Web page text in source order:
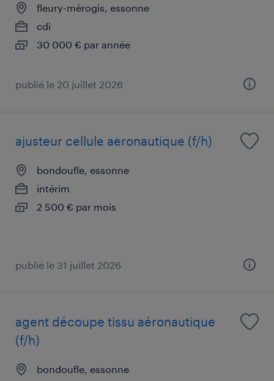
fleury-mérogis, essonne
cdi
30 000 € par année
publié le 20 juillet 2026
ajusteur cellule aeronautique (f/h)
bondoufle, essonne
intérim
2 500 € par mois
publié le 31 juillet 2026
agent découpe tissu aéronautique
(f/h)
bondoufle, essonne